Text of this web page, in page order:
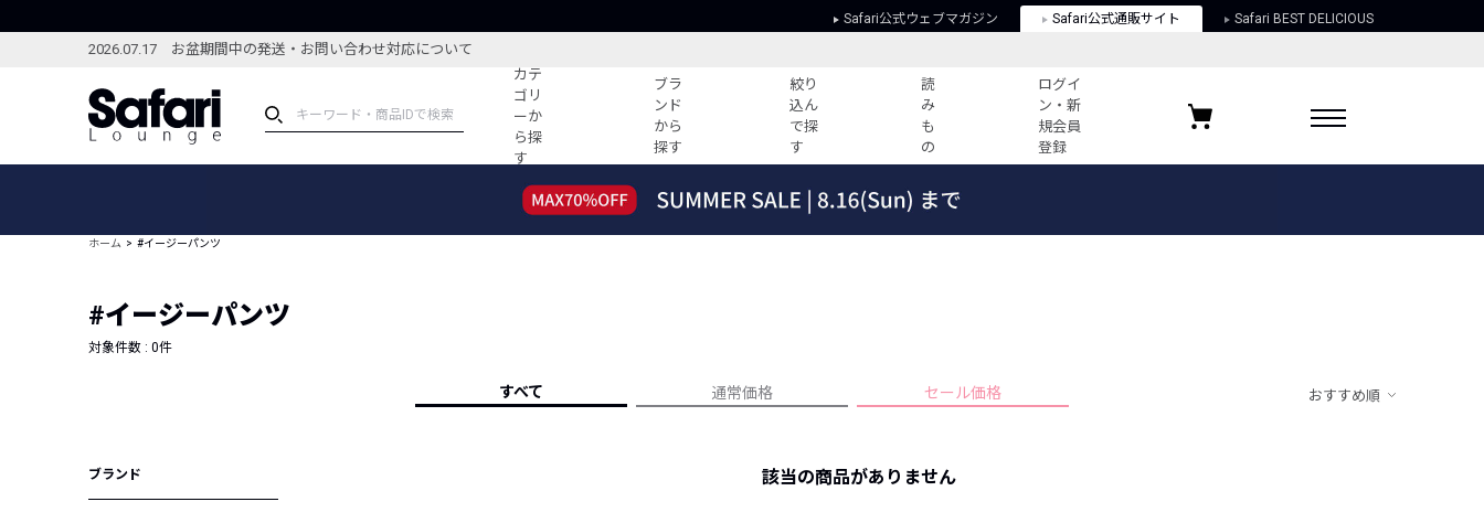
Safari公式ウェブマガジン Safari公式通販サイト Safari BEST DELICIOUS
2026.07.17 お盆期間中の発送・お問い合わせ対応について
カテ
ゴリ
ーか
ら探
す
ブラ
ンド
から
探す
絞り
込ん
で探
す
読
み
も
の
ログイ
ン・新
規会員
登録
ブランドから探す
新着アイテム
編集部のおすすめアイテム
すべての記事
人気記事ランキング
プライバシーポリシー
お気に入りブランド
ホーム #イージーパンツ
#イージーパンツ
対象件数 : 0件
すべて 通常価格 セール価格 おすすめ順
ブランド 該当の商品がありません